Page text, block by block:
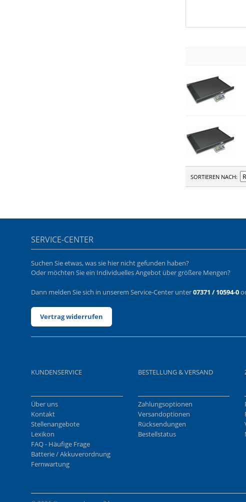
SORTIEREN NACH
SERVICE-CENTER
Suchen Sie etwas, was sie hier nicht gefunden haben?
Oder möchten Sie ein Individuelles Angebot über größere Mengen?
Dann melden Sie sich in unserem Service-Center unter07371 / 10594-0
Vertrag widerrufen
KUNDENSERVICE
Über uns
Kontakt
Stellenangebote
Lexikon
FAQ - Häufige Frage
Batterie / Akkuverordnung
Fernwartung
BESTELLUNG & VERSAND
Zahlungsoptionen
Versandoptionen
Rücksendungen
Bestellstatus